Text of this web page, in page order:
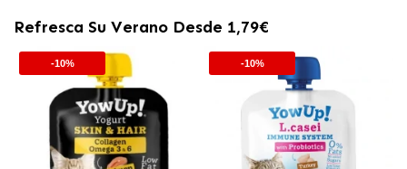
Refresca Su Verano Desde 1,79€
-10% -10%